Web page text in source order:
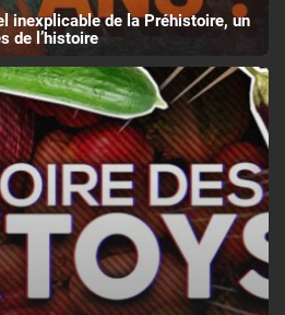
inexplicable de la Préhistoire, un
de l’histoire